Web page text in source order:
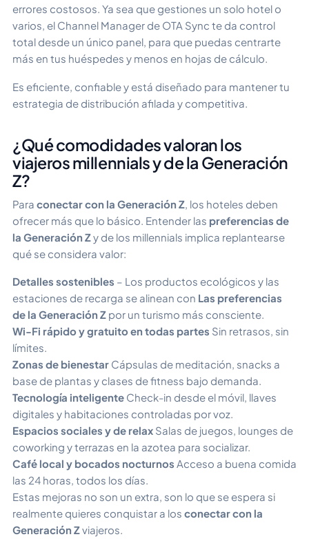
errores costosos. Ya sea que gestiones un solo hotel o
varios, el Channel Manager de OTA Sync te da control
total desde un único panel, para que puedas centrarte
más en tus huéspedes y menos en hojas de cálculo.
Es eficiente, confiable y está diseñado para mantener tu
estrategia de distribución afilada y competitiva.
¿Qué comodidades valoran los
viajeros millennials y de la Generación
Z?
Para conectar con la Generación Z, los hoteles deben
ofrecer más que lo básico. Entender las preferencias de
la Generación Zy de los millennials implica replantearse
qué se considera valor:
Detalles sostenibles – Los productos ecológicos y las
estaciones de recarga se alinean con Las preferencias
de la Generación Z por un turismo más consciente.
Wi-Fi rápido y gratuito en todas partes Sin retrasos, sin
límites.
Zonas de bienestar Cápsulas de meditación, snacks a
base de plantas y clases de fitness bajo demanda.
Tecnología inteligente Check-in desde el móvil, llaves
digitales y habitaciones controladas por voz.
Espacios sociales y de relax Salas de juegos, lounges de
coworking y terrazas en la azotea para socializar.
Café local y bocados nocturnos Acceso a buena comida
las 24 horas, todos los días.
Estas mejoras no son un extra, son lo que se espera si
realmente quieres conquistar a los conectar con la
Generación Zviajeros.